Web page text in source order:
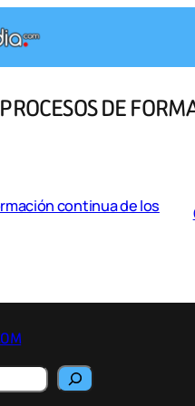
PROCESOS DE
continua de los